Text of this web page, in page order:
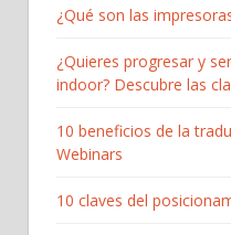
¿Qué son las
¿Quieres progresar y
indoor? Descubre las
10 beneficios de la
Webinars
10 claves del